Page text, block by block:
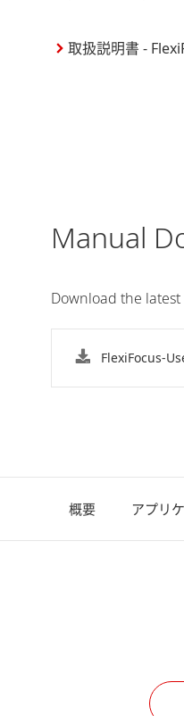
取扱説明書 -
Manual
Download the
FlexiFocus-
概要 アプリ